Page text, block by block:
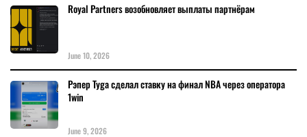
Royal Partners возобновляет выплаты партнёрам
June 10, 2026
Рэпер Tyga сделал ставку на финал NBA через оператора
1win
June 9, 2026